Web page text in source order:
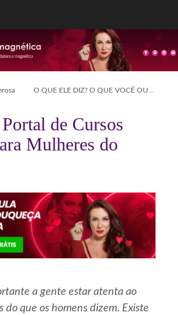
O QUE ELE DIZ? O QUE VOCÊ OUVE?
de Cursos
Mulheres do
a gente estar atenta ao
do que os homens dizem. Existe